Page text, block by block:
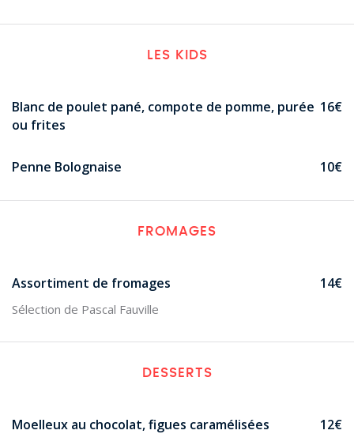
LES KIDS
Blanc de poulet pané, compote de pomme, purée
ou frites
16€
Penne Bolognaise 10€
FROMAGES
Assortiment de fromages
Sélection de Pascal Fauville
14€
DESSERTS
Moelleux au chocolat, figues caramélisées 12€